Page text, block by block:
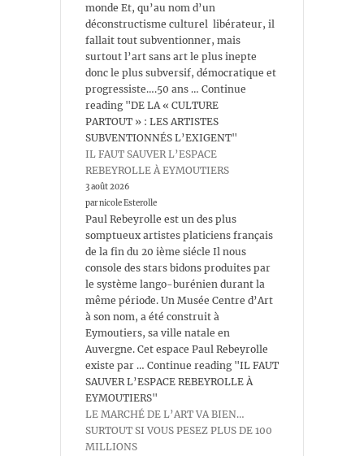
monde Et, qu’au nom d’un
déconstructisme culturel libérateur, il
fallait tout subventionner, mais
surtout l’art sans art le plus inepte
donc le plus subversif, démocratique et
progressiste….50 ans … Continue
reading "DE LA « CULTURE
PARTOUT » : LES ARTISTES
SUBVENTIONNÉS L’EXIGENT"
IL FAUT SAUVER L’ESPACE
REBEYROLLE À EYMOUTIERS
3 août 2026
par nicole Esterolle
Paul Rebeyrolle est un des plus
somptueux artistes platiciens français
de la fin du 20 ième siécle Il nous
console des stars bidons produites par
le système lango-burénien durant la
même période. Un Musée Centre d’Art
à son nom, a été construit à
Eymoutiers, sa ville natale en
Auvergne. Cet espace Paul Rebeyrolle
existe par … Continue reading "IL FAUT
SAUVER L’ESPACE REBEYROLLE À
EYMOUTIERS"
LE MARCHÉ DE L’ART VA BIEN…
SURTOUT SI VOUS PESEZ PLUS DE 100
MILLIONS